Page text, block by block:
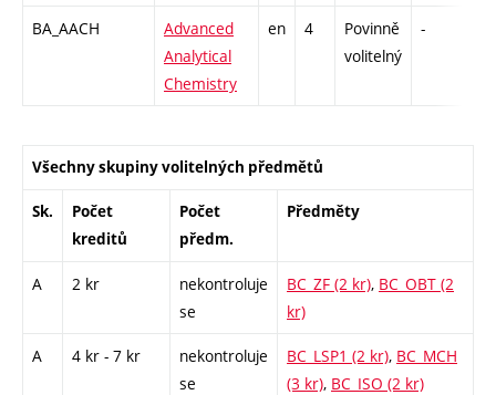
BA_AACH
Advanced
Analytical
Chemistry
en 4
Povinně
volitelný
-
Všechny skupiny volitelných předmětů
Sk.
Počet
kreditů
Počet
předm.
Předměty
A 2 kr
nekontroluje
se
BC_ZF (2 kr), BC_OBT (2
kr)
A 4 kr - 7 kr
nekontroluje
se
BC_LSP1 (2 kr), BC_MCH
(3 kr), BC_ISO (2 kr)